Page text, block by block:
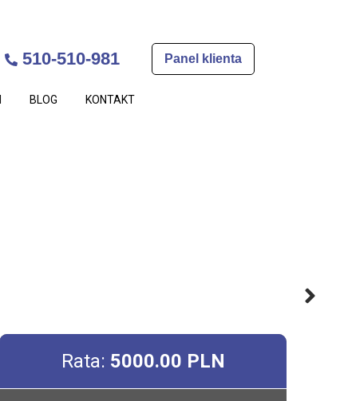
510-510-981 Panel klienta
BLOG KONTAKT
Rata: 5000.00 PLN